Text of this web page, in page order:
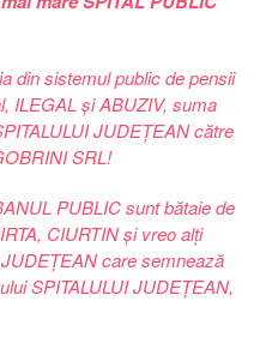
din sistemul public de pensii
ILEGAL și ABUZIV, suma
JUDEȚEAN către
SRL!
PUBLIC sunt bătaie de
CIURTIN și vreo alți
care semnează
SPITALULUI JUDEȚEAN,